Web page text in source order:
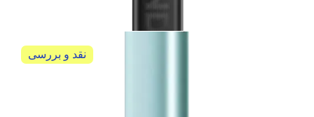
نقد و بررسی